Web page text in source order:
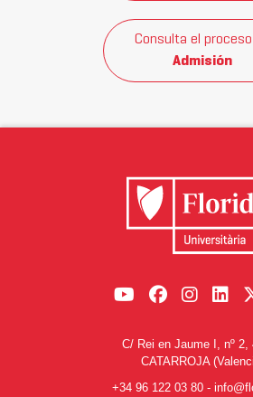
Consulta el
Admisión
C/ Rei en Jaume I, nº 2,
CATARROJA
+34 96 122 03 80 -